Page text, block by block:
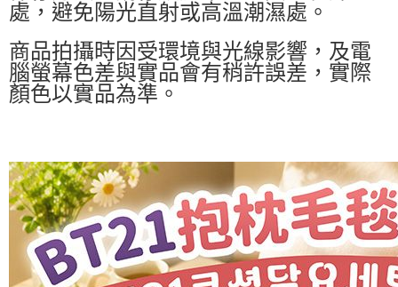
處，避免陽光直射或高溫潮濕處。
商品拍攝時因受環境與光線影響，及電
腦螢幕色差與實品會有稍許誤差，實際
顏色以實品為準。